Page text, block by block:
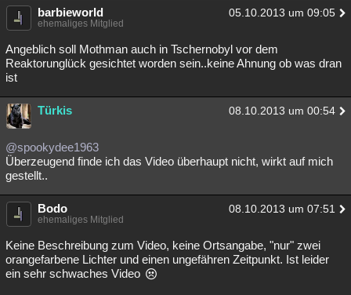
weitere Rubriken
Philosophie Träume
Astronomie Helpdesk Gruppen Gaming Filme
Übersichten
Lesenswert
barbieworld 05.10.2013 um 09:05
ehemaliges Mitglied
Angeblich soll Mothman auch in Tschernobyl vor dem
Reaktorunglück gesichtet worden sein..keine Ahnung ob was dran
ist
Türkis 08.10.2013 um 00:54
@spookydee1963
Überzeugend finde ich das Video überhaupt nicht, wirkt auf mich
gestellt..
Bodo 08.10.2013 um 07:51
ehemaliges Mitglied
Keine Beschreibung zum Video, keine Ortsangabe, "nur" zwei
orangefarbene Lichter und einen ungefähren Zeitpunkt. Ist leider
ein sehr schwaches Video